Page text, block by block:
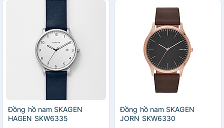
Đồng hồ nam SKAGEN
HAGEN SKW6335
Đồng hồ nam SKAGEN
JORN SKW6330